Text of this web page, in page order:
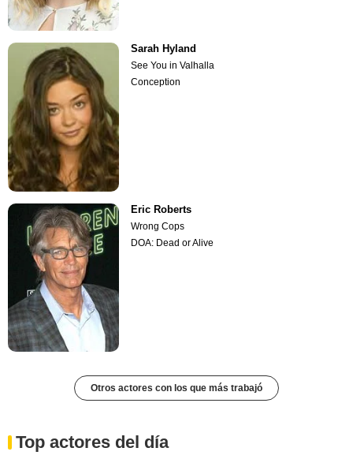
Sarah Hyland
See You in Valhalla
Conception
Eric Roberts
Wrong Cops
DOA: Dead or Alive
Otros actores con los que más trabajó
Top actores del día